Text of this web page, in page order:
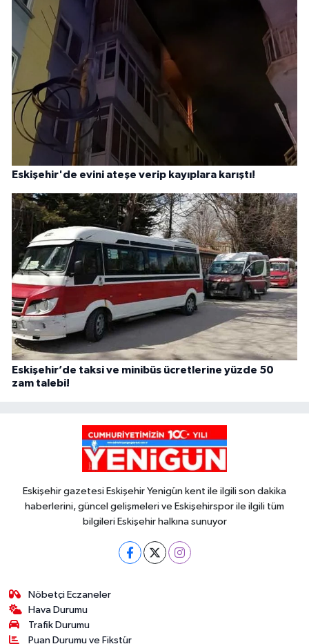
Eskişehir'de evini ateşe verip kayıplara karıştı!
Eskişehir’de taksi ve minibüs ücretlerine yüzde 50
zam talebi!
Eskişehir gazetesi Eskişehir Yenigün kent ile ilgili son dakika
haberlerini, güncel gelişmeleri ve Eskişehirspor ile ilgili tüm
bilgileri Eskişehir halkına sunuyor
Nöbetçi Eczaneler
Hava Durumu
Trafik Durumu
Puan Durumu ve Fikstür